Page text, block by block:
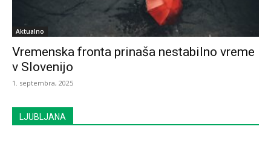
Aktualno
Vremenska fronta prinaša nestabilno vreme
v Slovenijo
1. septembra, 2025
LJUBLJANA